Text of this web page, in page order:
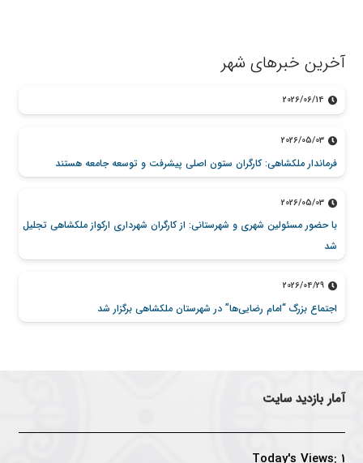
آخرین خبرهای شهر
2026/06/14
2026/05/03
فرماندار ملکشاهی: کارگران ستون اصلی پیشرفت و توسعه جامعه هستند
2026/05/03
با حضور مسئولین شهری و شهرستانی: از کارگران شهرداری ارکواز ملکشاهی تجلیل
شد
2026/04/29
اجتماع بزرگ “امام رضایی‌ها” در شهرستان ملکشاهی برگزار شد
آمار بازدید سایت
Today's Views: 1